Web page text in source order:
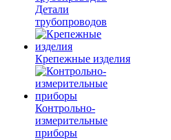
Детали
трубопроводов
Крепежные изделия
Контрольно-
измерительные
приборы